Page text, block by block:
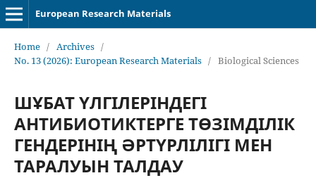
European Research Materials
Home / Archives /
No. 13 (2026): European Research Materials / Biological Sciences
ШҰБАТ ҮЛГІЛЕРІНДЕГІ
АНТИБИОТИКТЕРГЕ ТӨЗІМДІЛІК
ГЕНДЕРІНІҢ ӘРТҮРЛІЛІГІ МЕН
ТАРАЛУЫН ТАЛДАУ